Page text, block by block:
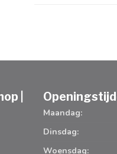
|
Maandag:
Dinsdag:
Woensdag: